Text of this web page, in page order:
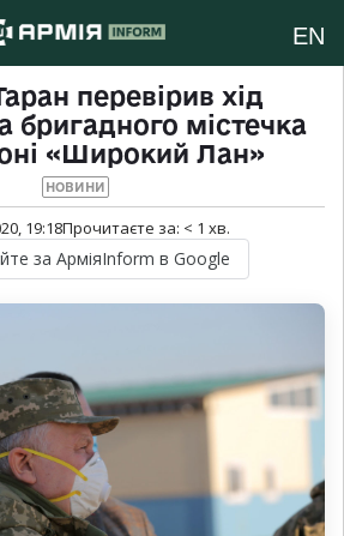
EN
перевірив хід
бригадного містечка
«Широкий Лан»
НОВИНИ
19:18Прочитаєте за: < 1 хв.
за АрміяInform в Google